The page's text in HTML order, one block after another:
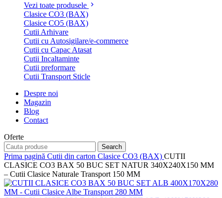
Vezi toate produsele
Clasice CO3 (BAX)
Clasice CO5 (BAX)
Cutii Arhivare
Cutii cu Autosigilare/e-commerce
Cutii cu Capac Atasat
Cutii Incaltaminte
Cutii preformare
Cutii Transport Sticle
Despre noi
Magazin
Blog
Contact
Oferte
Search
Prima pagină Cutii din carton Clasice CO3 (BAX) CUTII
CLASICE CO3 BAX 50 BUC SET NATUR 340X240X150 MM
– Cutii Clasice Naturale Transport 150 MM